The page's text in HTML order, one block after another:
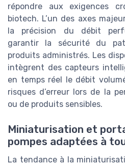
répondre aux exigences
biotech. L’un des axes
la précision du débit
garantir la sécurité du
produits administrés. Les
intègrent des capteurs
en temps réel le débit
risques d’erreur lors de la
ou de produits sensibles.
Miniaturisation et
pompes adaptées à
La tendance à la